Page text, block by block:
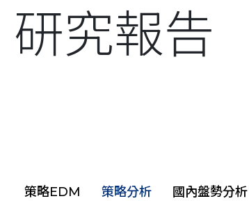
研究報告
策略EDM 策略分析 國內盤勢分析